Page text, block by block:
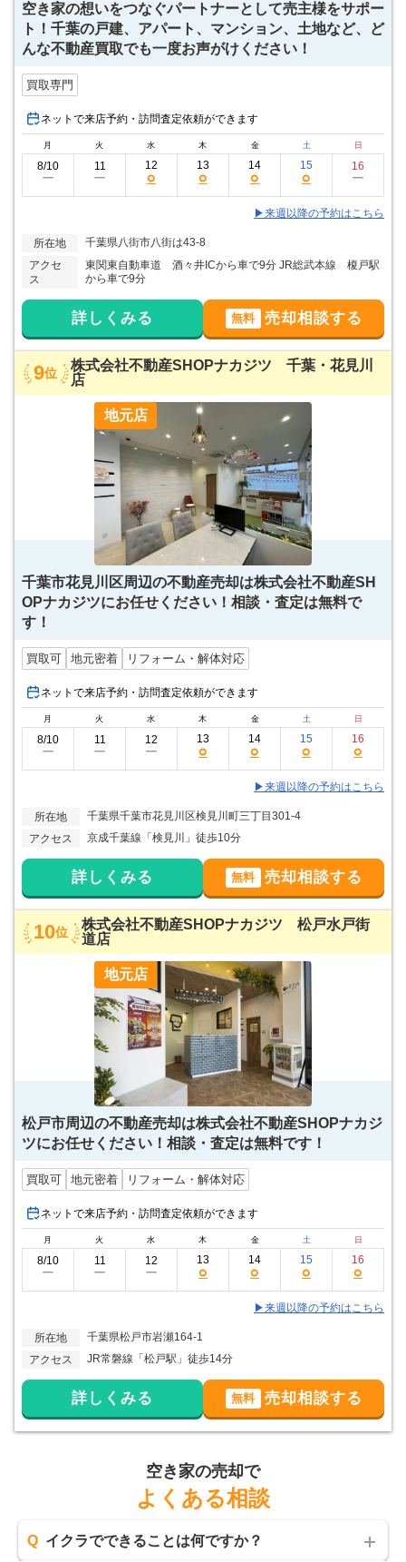
空き家の想いをつなぐパートナーとして売主様をサポー
ト！千葉の戸建、アパート、マンション、土地など、ど
んな不動産買取でも一度お声がけください！
買取専門
ネットで来店予約・訪問査定依頼ができます
月 火 水 木 金 土 日
8/10
ー
11
ー
12
○
13
○
14
○
15
○
16
ー
▶来週以降の予約はこちら
所在地
千葉県八街市八街は43-8
アクセ
ス
東関東自動車道 酒々井ICから車で9分 JR総武本線 榎戸駅
から車で9分
詳しくみる 無料 売却相談する
9位
株式会社不動産SHOPナカジツ 千葉・花見川
店
地元店
千葉市花見川区周辺の不動産売却は株式会社不動産SH
OPナカジツにお任せください！相談・査定は無料で
す！
買取可 地元密着 リフォーム・解体対応
ネットで来店予約・訪問査定依頼ができます
月 火 水 木 金 土 日
8/10
ー
11
ー
12
ー
13
○
14
○
15
○
16
○
▶来週以降の予約はこちら
所在地
千葉県千葉市花見川区検見川町三丁目301-4
アクセス
京成千葉線「検見川」徒歩10分
詳しくみる 無料 売却相談する
10位
株式会社不動産SHOPナカジツ 松戸水戸街
道店
地元店
松戸市周辺の不動産売却は株式会社不動産SHOPナカジ
ツにお任せください！相談・査定は無料です！
買取可 地元密着 リフォーム・解体対応
ネットで来店予約・訪問査定依頼ができます
月 火 水 木 金 土 日
8/10
ー
11
ー
12
ー
13
○
14
○
15
○
16
○
▶来週以降の予約はこちら
所在地
千葉県松戸市岩瀬164-1
アクセス
JR常磐線「松戸駅」徒歩14分
詳しくみる 無料 売却相談する
空き家の売却で
よくある相談
Q イクラでできることは何ですか？